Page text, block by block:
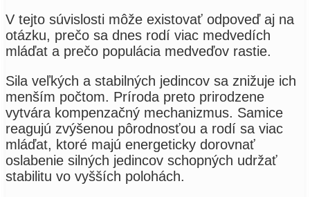
V tejto súvislosti môže existovať odpoveď aj na
otázku, prečo sa dnes rodí viac medvedích
mláďat a prečo populácia medveďov rastie.
Sila veľkých a stabilných jedincov sa znižuje ich
menším počtom. Príroda preto prirodzene
vytvára kompenzačný mechanizmus. Samice
reagujú zvýšenou pôrodnosťou a rodí sa viac
mláďat, ktoré majú energeticky dorovnať
oslabenie silných jedincov schopných udržať
stabilitu vo vyšších polohách.